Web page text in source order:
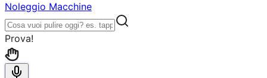
Noleggio Macchine
Prova!